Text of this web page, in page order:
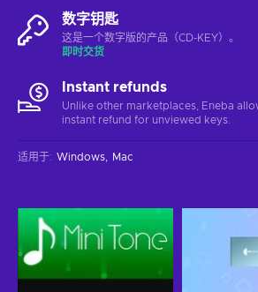
数字钥匙
这是一个数字版的产品（CD-KEY）。
即时交货
Instant refunds
Unlike other marketplaces, Eneba
instant refund for unviewed keys.
适用于: Windows Mac